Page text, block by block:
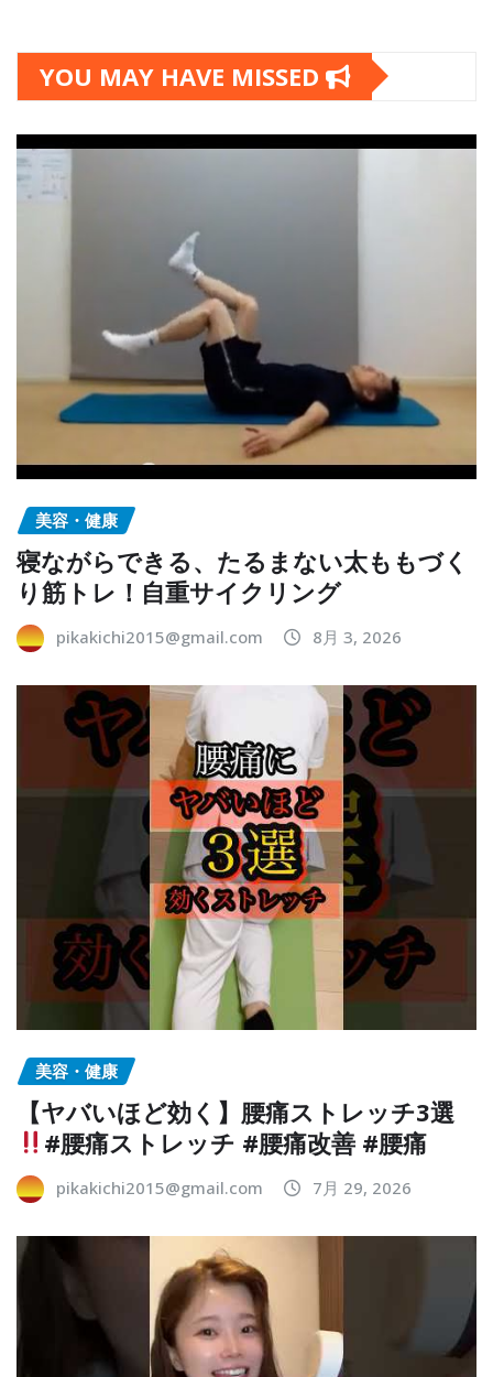
YOU MAY HAVE MISSED
美容・健康
寝ながらできる、たるまない太ももづく
り筋トレ！自重サイクリング
pikakichi2015@gmail.com 8月 3, 2026
美容・健康
【ヤバいほど効く】腰痛ストレッチ3選
#腰痛ストレッチ #腰痛改善 #腰痛
pikakichi2015@gmail.com 7月 29, 2026